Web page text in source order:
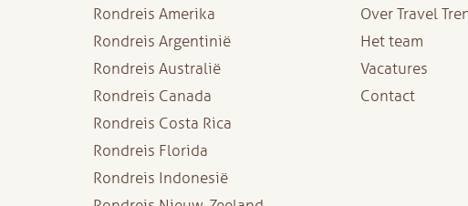
Rondreis Amerika
Rondreis Argentinië
Rondreis Australië
Rondreis Canada
Rondreis Costa Rica
Rondreis Florida
Rondreis Indonesië
Over Travel
Het team
Vacatures
Contact